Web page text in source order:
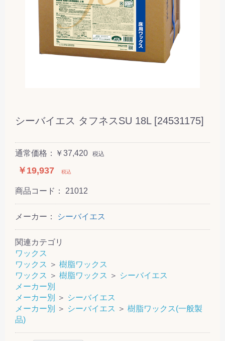
シーバイエス タフネスSU 18L [24531175]
通常価格：￥37,420 税込
￥19,937 税込
商品コード： 21012
メーカー： シーバイエス
関連カテゴリ
ワックス
ワックス ＞ 樹脂ワックス
ワックス ＞ 樹脂ワックス ＞ シーバイエス
メーカー別
メーカー別
＞ シーバイエス
メーカー別
＞ シーバイエス ＞ 樹脂ワックス(一般製
品)